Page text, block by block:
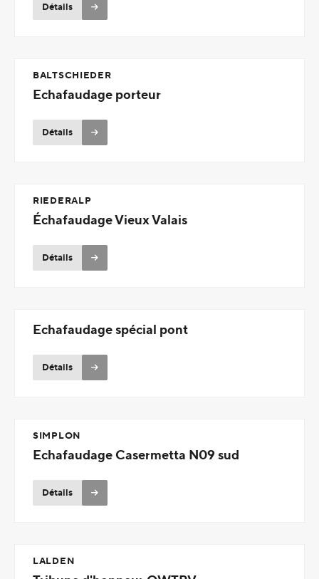
Détails
BALTSCHIEDER
Echafaudage porteur
Détails
RIEDERALP
Échafaudage Vieux Valais
Détails
Echafaudage spécial pont
Détails
SIMPLON
Echafaudage Casermetta N09 sud
Détails
LALDEN